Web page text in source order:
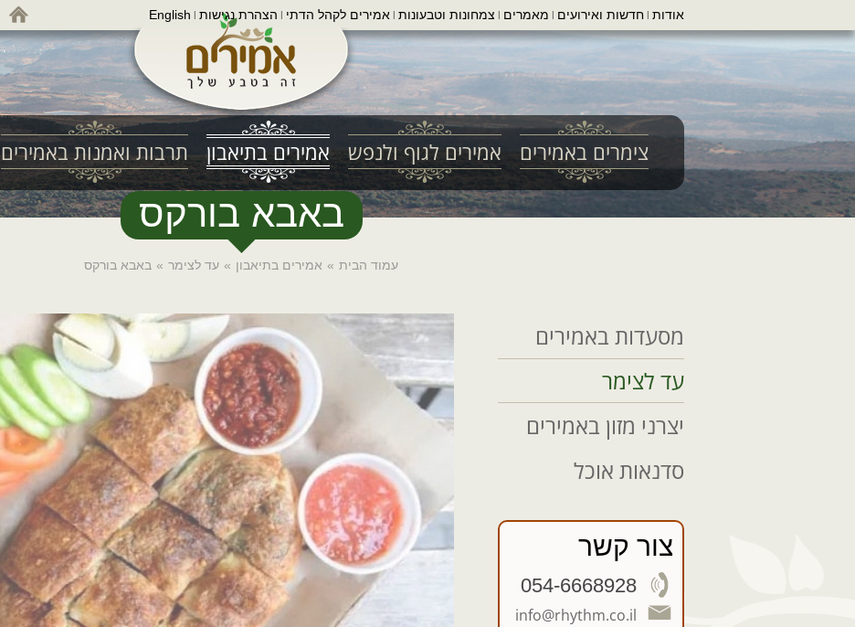
אודות | חדשות ואירועים | מאמרים | צמחונות וטבעונות | אמירים לקהל הדתי | הצהרת נגישות |
English
צימרים באמירים אמירים לגוף ולנפש אמירים בתיאבון תרבות ואמנות באמירים
באבא בורקס
עמוד הבית » אמירים בתיאבון » עד לצימר » באבא בורקס
מסעדות באמירים
עד לצימר
יצרני מזון באמירים
סדנאות אוכל
צור קשר
054-6668928
info@rhythm.co.il